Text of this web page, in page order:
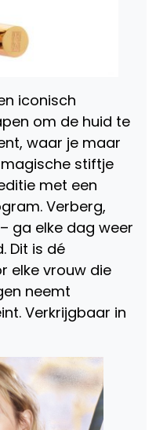
iconisch
om de huid te
waar je maar
stiftje
met een
Verberg,
ga elke dag weer
Dit is dé
elke vrouw die
neemt
Verkrijgbaar in